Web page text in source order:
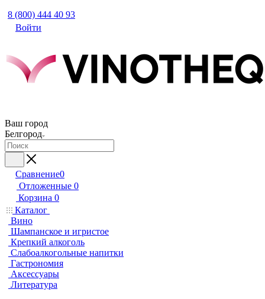
8 (800) 444 40 93
Войти
Ваш город
Белгород
Сравнение0
Отложенные 0
Корзина 0
Каталог
Вино
Шампанское и игристое
Крепкий алкоголь
Слабоалкогольные напитки
Гастрономия
Аксессуары
Литература